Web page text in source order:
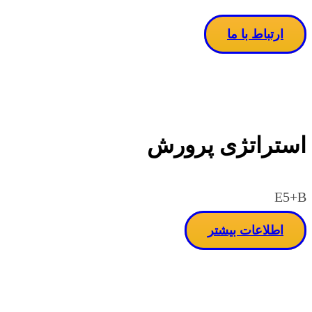
ارتباط با ما
استراتژی پرورش
E5+B
اطلاعات بیشتر